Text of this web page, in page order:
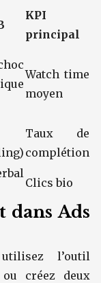
KPI
principal
Watch time
moyen
Taux de
complétion
Clics bio
dans Ads
l’outil
créez deux